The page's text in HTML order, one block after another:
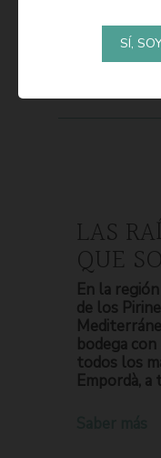
LAS
QUE
En la
de los
bodega
todos los
Empordà,
SÍ,